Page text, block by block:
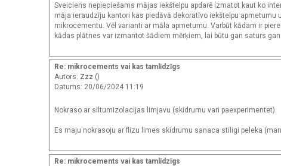
Sveiciens nepieciešams mājas iekštelpu apdarē izmatot kaut ko
māja ieraudzīju kantori kas piedāvā dekoratīvo iekštelpu
mikrocementu. Vēl varianti ar māla apmetumu. Varbūt kādam ir
kādas plātnes var izmantot šādiem mērķiem, lai būtu gan saturs
Re: mikrocements vai kas tamlīdzīgs
Autors: Zzz ()
Datums: 20/06/2024 11:19
Nokraso ar siltumizolacijas limjavu (skidrumu vari paexperimentet).
Es maju nokrasoju ar flizu limes skidrumu sanaca stiligi peleka
Re: mikrocements vai kas tamlīdzīgs